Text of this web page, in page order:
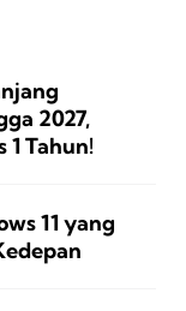
2027,
1 Tahun!
11 yang